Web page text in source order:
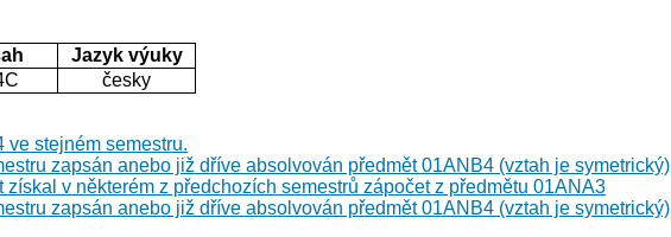
Jazyk výuky
česky
ve stejném semestru.
zapsán anebo již dříve absolvován předmět 01ANB4 (vztah je symetrický)
v některém z předchozích semestrů zápočet z předmětu 01ANA3
zapsán anebo již dříve absolvován předmět 01ANB4 (vztah je symetrický)